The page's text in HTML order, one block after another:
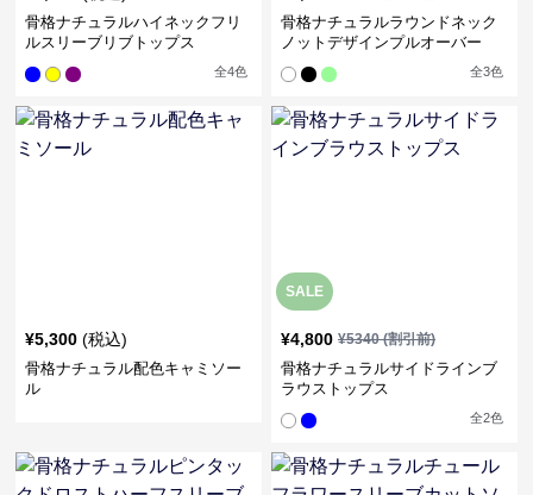
骨格ナチュラルハイネックフリ
ルスリーブリブトップス
全4色
骨格ナチュラルラウンドネック
ノットデザインプルオーバー
全3色
¥5,300 (税込)
骨格ナチュラル配色キャミソー
ル
SALE
¥4,800 ¥5340(割引前)
骨格ナチュラルサイドラインブ
ラウストップス
全2色